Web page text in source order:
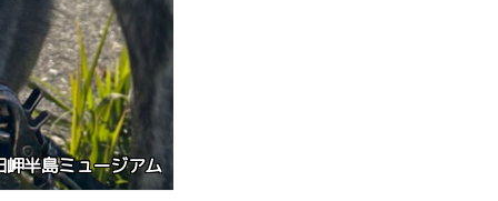
中野1号児童公園